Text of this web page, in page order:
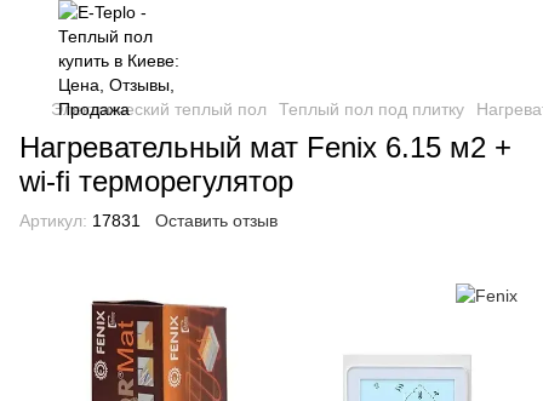
Электрический теплый пол Теплый пол под плитку
Нагревательный мат Fenix 6.15 м2 +
wi-fi терморегулятор
Артикул: 17831 Оставить отзыв